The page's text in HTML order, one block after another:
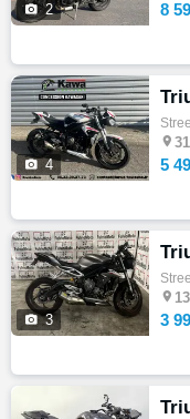
 2 8
 4

5
 3

3